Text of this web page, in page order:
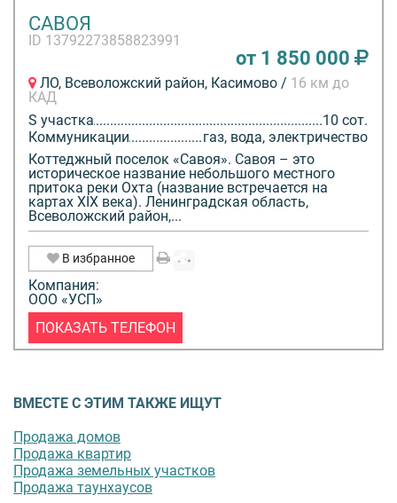
САВОЯ
ID 13792273858823991
от 1 850 000
ЛО, Всеволожский район, Касимово / 16 км до
КАД
S участка
10 сот.
Коммуникации
газ, вода, электричество
Коттеджный поселок «Савоя». Савоя – это
историческое название небольшого местного
притока реки Охта (название встречается на
картах XIX века). Ленинградская область,
Всеволожский район,...
В избранное
Компания:
ООО «УСП»
ПОКАЗАТЬ ТЕЛЕФОН
ВМЕСТЕ С ЭТИМ ТАКЖЕ ИЩУТ
Продажа домов
Продажа квартир
Продажа земельных участков
Продажа таунхаусов